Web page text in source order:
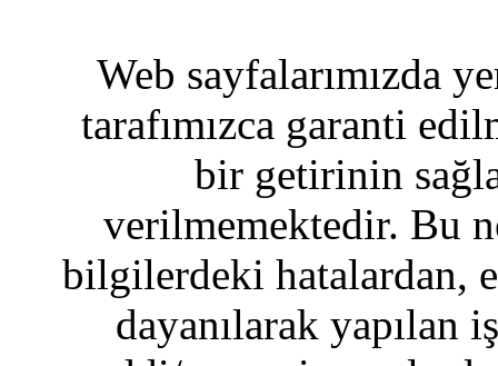
Web sayfalarımızda
tarafımızca garanti
bir getirinin
verilmemektedir. Bu
bilgilerdeki hatalardan,
dayanılarak yapılan